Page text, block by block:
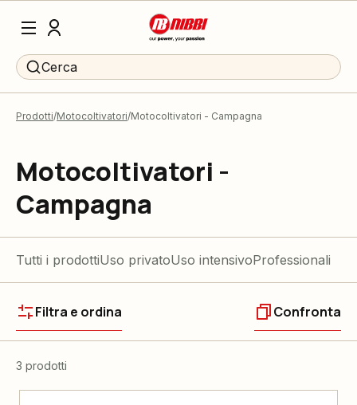
Cerca
Prodotti Motocoltivatori Motocoltivatori - Campagna
Motocoltivatori -
Campagna
Tutti i prodottiUso privatoUso intensivoProfessionali
Filtra e ordina Confronta
3 prodotti